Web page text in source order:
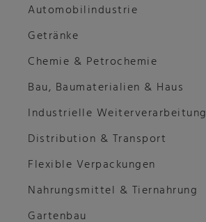
Automobilindustrie
Getränke
Chemie & Petrochemie
Bau, Baumaterialien & Haus
Industrielle Weiterverarbeitung
Distribution & Transport
Flexible Verpackungen
Nahrungsmittel & Tiernahrung
Gartenbau